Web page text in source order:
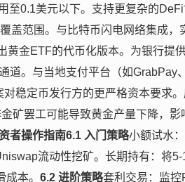
至0.1美元以下。支持更复杂的
盖范围。与比特币闪电网络集成，
黄金ETF的代币化版本。为银行提
道。与当地支付平台（如GrabPay
稳定币发行方的更严格资本要求
矿罢工可能导致黄金产量下降，
者操作指南6.1 入门策略小额试水
流动性挖矿。长期持有：将
本。 6.2 进阶策略套利交易：监